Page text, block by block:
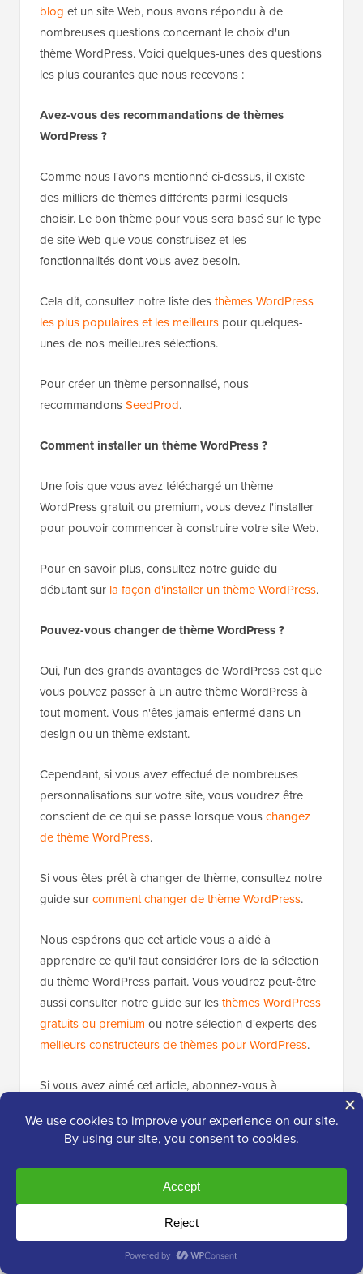
blog et un site Web, nous avons répondu à de
nombreuses questions concernant le choix d'un
thème WordPress. Voici quelques-unes des questions
les plus courantes que nous recevons :
Avez-vous des recommandations de thèmes
WordPress ?
Comme nous l'avons mentionné ci-dessus, il existe
des milliers de thèmes différents parmi lesquels
choisir. Le bon thème pour vous sera basé sur le type
de site Web que vous construisez et les
fonctionnalités dont vous avez besoin.
Cela dit, consultez notre liste desthèmes WordPress
les plus populaires et les meilleurs pour quelques-
unes de nos meilleures sélections.
Pour créer un thème personnalisé, nous
recommandonsSeedProd.
Comment installer un thème WordPress ?
Une fois que vous avez téléchargé un thème
WordPress gratuit ou premium, vous devez l'installer
pour pouvoir commencer à construire votre site Web.
Pour en savoir plus, consultez notre guide du
débutant sur la façon d'installer un thème WordPress.
Pouvez-vous changer de thème WordPress ?
Oui, l'un des grands avantages de WordPress est que
vous pouvez passer à un autre thème WordPress à
tout moment. Vous n'êtes jamais enfermé dans un
design ou un thème existant.
Cependant, si vous avez effectué de nombreuses
personnalisations sur votre site, vous voudrez être
conscient de ce qui se passe lorsque vouschangez
de thème WordPress.
Si vous êtes prêt à changer de thème, consultez notre
guide surcomment changer de thème WordPress.
Nous espérons que cet article vous a aidé à
apprendre ce qu'il faut considérer lors de la sélection
du thème WordPress parfait. Vous voudrez peut-être
aussi consulter notre guide sur lesthèmes WordPress
gratuits ou premium ou notre sélection d'experts des
meilleurs constructeurs de thèmes pour WordPress.
Si vous avez aimé cet article, abonnez-vous à
WordPress. Vous pouvez également nous trouver
TwitteretFacebook .